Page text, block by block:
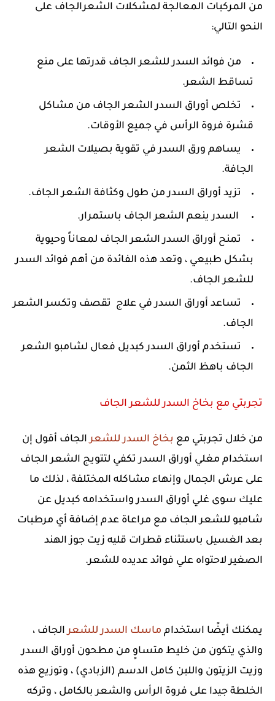
من المركبات المعالجة لمشكلات الشعرالجاف على
النحو التالي:
من فوائد السدر للشعر الجاف قدرتها على منع
تساقط الشعر.
تخلص أوراق السدر الشعر الجاف من مشاكل
قشرة فروة الرأس في جميع الأوقات.
يساهم ورق السدر في تقوية بصيلات الشعر
الجافة.
تزيد أوراق السدر من طول وكثافة الشعر الجاف.
السدر ينعم الشعر الجاف باستمرار.
تمنح أوراق السدر الشعر الجاف لمعاناً وحيوية
بشكل طبيعي ، وتعد هذه الفائدة من أهم فوائد السدر
للشعر الجاف.
تساعد أوراق السدر في علاج تقصف وتكسر الشعر
الجاف.
تستخدم أوراق السدر كبديل فعال لشامبو الشعر
الجاف باهظ الثمن.
تجربتي مع بخاخ السدر للشعر الجاف
من خلال تجربتي مع بخاخ السدر للشعرالجاف أقول إن
استخدام مغلي أوراق السدر تكفي لتتويج الشعر الجاف
على عرش الجمال وإنهاء مشاكله المختلفة ، لذلك ما
عليك سوى غلي أوراق السدر واستخدامه كبديل عن
شامبو للشعر الجاف مع مراعاة عدم إضافة أي مرطبات
بعد الغسيل باستثناء قطرات قليه زيت جوز الهند
الصغير لاحتواه علي فوائد عديده للشعر.
يمكنك أيضًا استخدام ماسك السدر للشعرالجاف ،
والذي يتكون من خليط متساوٍ من مطحون أوراق السدر
وزيت الزيتون واللبن كامل الدسم (الزبادي) ، وتوزيع هذه
الخلطة جيدا على فروة الرأس والشعر بالكامل ، وتركه